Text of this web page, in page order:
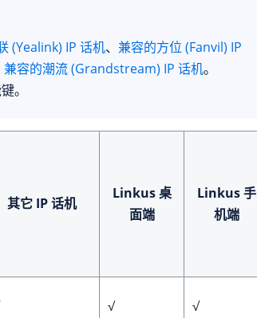
(Yealink) IP 话机、 兼容的方位 (Fanvil) IP
兼容的潮流 (Grandstream) IP 话机。
。
其它 IP 话机
Linkus 桌
面端
Linkus 手
机端
√ √